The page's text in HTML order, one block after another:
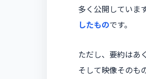
多く公開しています
したものです。
ただし、要約はあ
そして映像そのも